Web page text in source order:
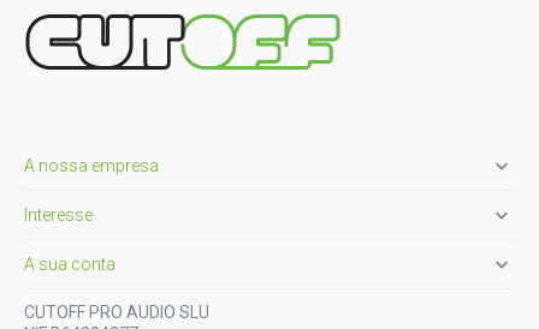
A nossa empresa 
Interesse 
A sua conta 
CUTOFF PRO AUDIO SLU